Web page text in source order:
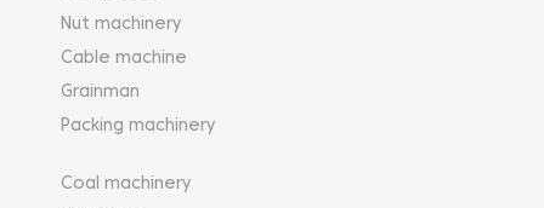
Nut machinery
Cable machine
Grainman
Packing machinery
Coal machinery